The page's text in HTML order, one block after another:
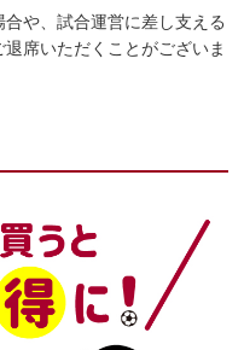
や、試合運営に差し支える
席いただくことがございま